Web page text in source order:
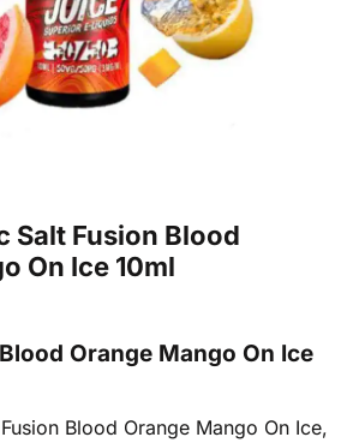
Salt Fusion Blood
On Ice 10ml
Orange Mango On Ice
Blood Orange Mango On Ice,